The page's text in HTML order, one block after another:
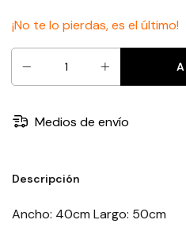
¡No te lo pierdas, es el último!
Medios de envío
Descripción
Ancho: 40cm Largo: 50cm